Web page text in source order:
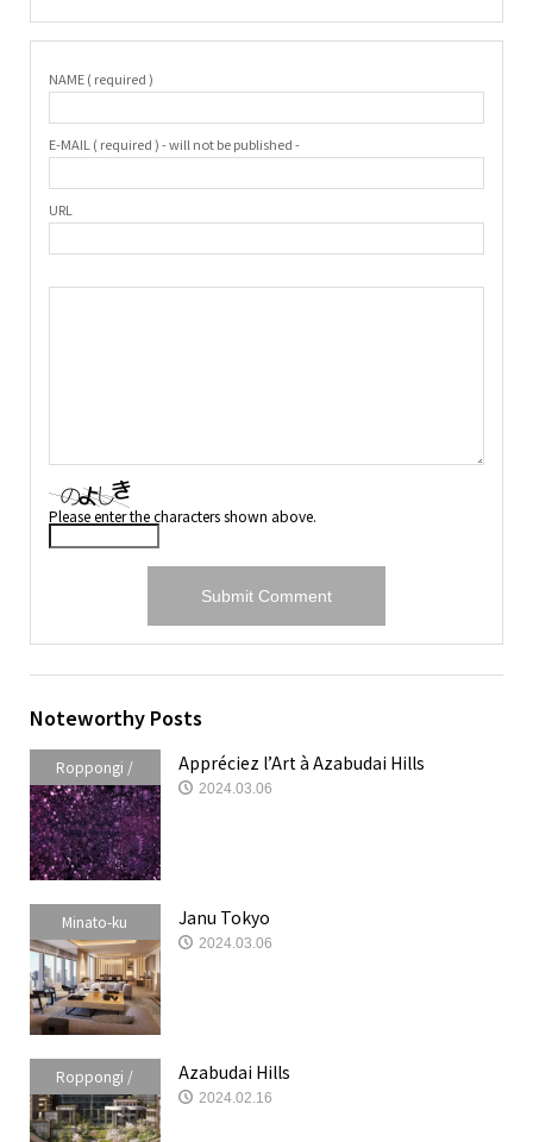
NAME ( required )
E-MAIL ( required ) - will not be published -
URL
Please enter the characters shown above.
Noteworthy Posts
Roppongi /
Akasaka /
Azabudai
Appréciez l’Art à Azabudai Hills
2024.03.06
Minato-ku Janu Tokyo
2024.03.06
Roppongi /
Akasaka /
Azabudai Hills
2024.02.16